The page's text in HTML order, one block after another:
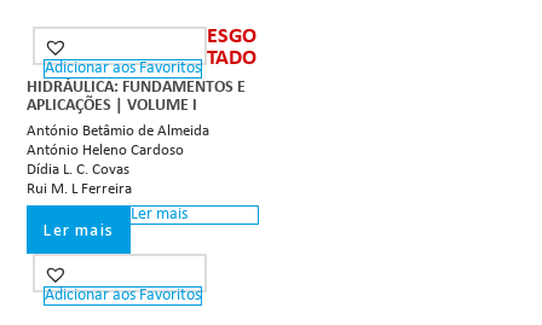
OUT OF STOCK
Adicionar aos Favoritos
ESGO
TADO
HIDRÁULICA: FUNDAMENTOS E
APLICAÇÕES | VOLUME I
António Betâmio de Almeida
António Heleno Cardoso
Dídia L. C. Covas
Rui M. L Ferreira
Ler mais
Ler mais
Adicionar aos Favoritos